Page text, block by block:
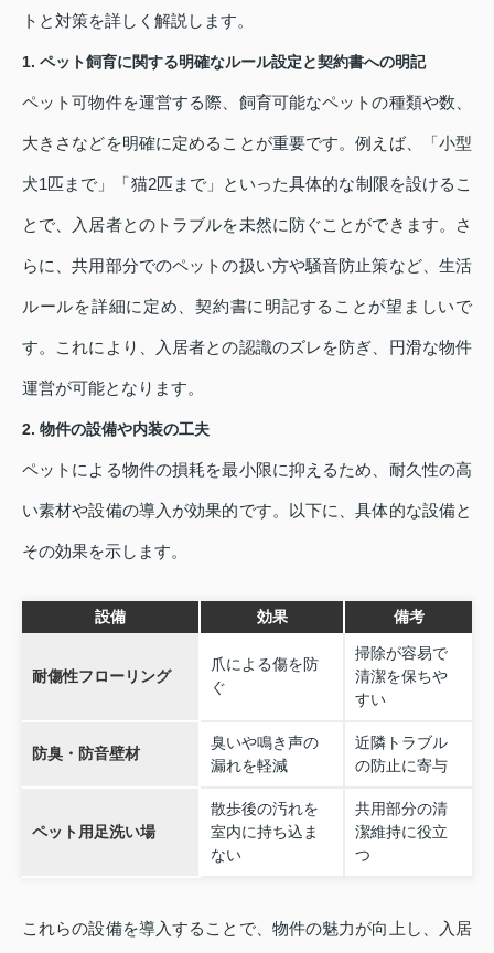
トと対策を詳しく解説します。
1. ペット飼育に関する明確なルール設定と契約書への明記
ペット可物件を運営する際、飼育可能なペットの種類や数、
大きさなどを明確に定めることが重要です。例えば、「小型
犬1匹まで」「猫2匹まで」といった具体的な制限を設けるこ
とで、入居者とのトラブルを未然に防ぐことができます。さ
らに、共用部分でのペットの扱い方や騒音防止策など、生活
ルールを詳細に定め、契約書に明記することが望ましいで
す。これにより、入居者との認識のズレを防ぎ、円滑な物件
運営が可能となります。
2. 物件の設備や内装の工夫
ペットによる物件の損耗を最小限に抑えるため、耐久性の高
い素材や設備の導入が効果的です。以下に、具体的な設備と
その効果を示します。
設備 効果 備考
耐傷性フローリング
爪による傷を防
ぐ
掃除が容易で
清潔を保ちや
すい
防臭・防音壁材
臭いや鳴き声の
漏れを軽減
近隣トラブル
の防止に寄与
ペット用足洗い場
散歩後の汚れを
室内に持ち込ま
ない
共用部分の清
潔維持に役立
つ
これらの設備を導入することで、物件の魅力が向上し、入居